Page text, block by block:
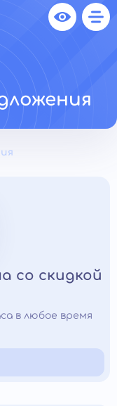
со скидкой
в любое время